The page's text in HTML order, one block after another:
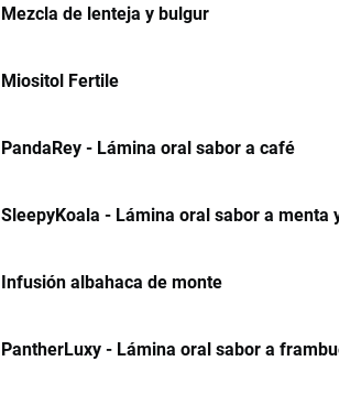
Mezcla de lenteja y bulgur
Miositol Fertile
PandaRey - Lámina oral sabor a café
SleepyKoala - Lámina oral sabor a menta
Infusión albahaca de monte
PantherLuxy - Lámina oral sabor a